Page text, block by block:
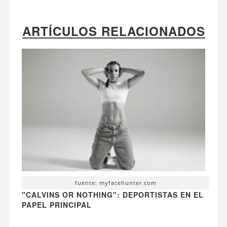
ARTÍCULOS RELACIONADOS
fuente: myfacehunter.com
"CALVINS OR NOTHING": DEPORTISTAS EN EL
PAPEL PRINCIPAL